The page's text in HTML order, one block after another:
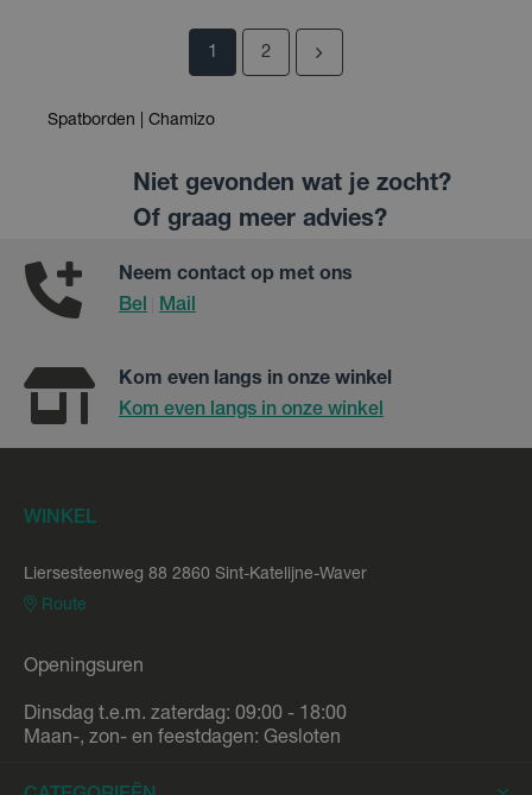
1 2
Spatborden | Chamizo
Niet gevonden wat je zocht?
Of graag meer advies?
Neem contact op met ons
Bel
Mail
Kom even langs in onze winkel
Kom even langs in onze winkel
WINKEL
Liersesteenweg 88 2860 Sint-Katelijne-Waver
Route
Openingsuren
Dinsdag t.e.m. zaterdag: 09:00 - 18:00
Maan-, zon- en feestdagen: Gesloten